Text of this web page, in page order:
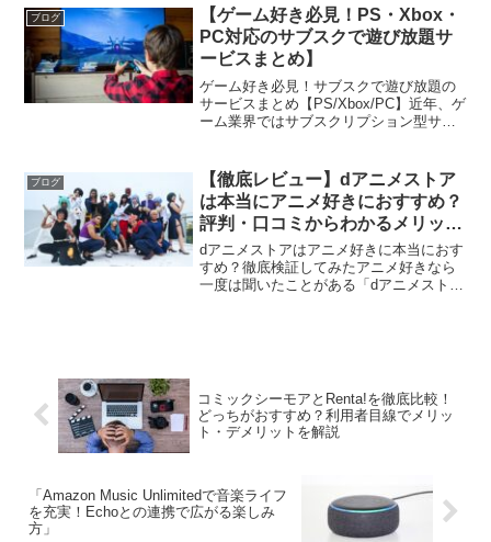
知りたい！」という好奇心を引き出す工
夫が、長期的な学習意欲を...
ブログ
【ゲーム好き必見！PS・Xbox・
PC対応のサブスクで遊び放題サ
ービスまとめ】
ゲーム好き必見！サブスクで遊び放題の
サービスまとめ【PS/Xbox/PC】近年、ゲ
ーム業界ではサブスクリプション型サー
レイできるため、購入型のゲームよりも
お得感があり、...
ブログ
【徹底レビュー】dアニメストア
は本当にアニメ好きにおすすめ？
評判・口コミからわかるメリット
と注意点
dアニメストアはアニメ好きに本当におす
すめ？徹底検証してみたアニメ好きなら
一度は聞いたことがある「dアニメスト
コミックシーモアとRenta!を徹底比較！
どっちがおすすめ？利用者目線でメリッ
ト・デメリットを解説
「Amazon Music Unlimitedで音楽ライフ
を充実！Echoとの連携で広がる楽しみ
方」